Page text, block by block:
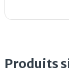
Produits